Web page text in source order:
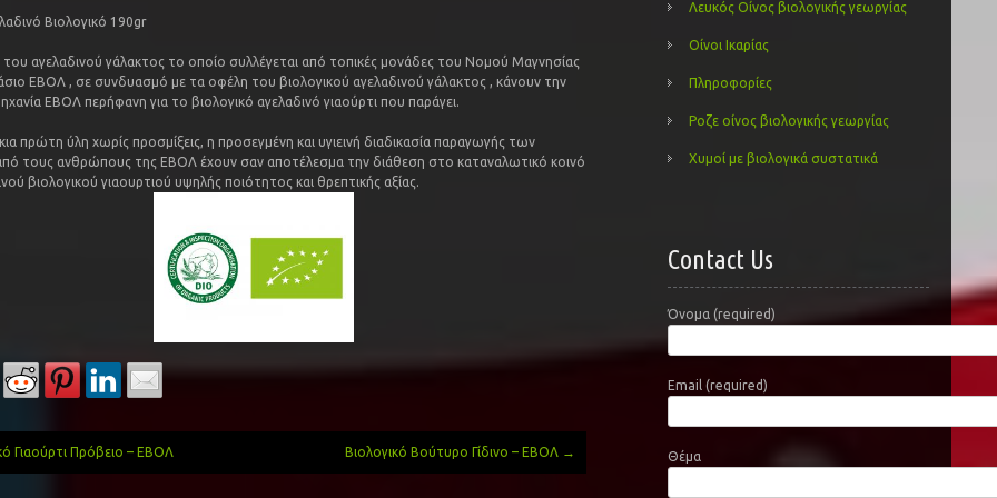
Βιολογικό 190gr
αγελαδινού γάλακτος το οποίο συλλέγεται από τοπικές μονάδες του Νομού Μαγνησίας
ΕΒΟΛ , σε συνδυασμό με τα οφέλη του βιολογικού αγελαδινού γάλακτος , κάνουν την
ΕΒΟΛ περήφανη για το βιολογικό αγελαδινό γιαούρτι που παράγει.
πρώτη ύλη χωρίς προσμίξεις, η προσεγμένη και υγιεινή διαδικασία παραγωγής των
τους ανθρώπους της ΕΒΟΛ έχουν σαν αποτέλεσμα την διάθεση στο καταναλωτικό κοινό
βιολογικού γιαουρτιού υψηλής ποιότητος και θρεπτικής αξίας.
Γιαούρτι Πρόβειο – ΕΒΟΛ Βιολογικό Βούτυρο Γίδινο – ΕΒΟΛ →
Λευκός Οίνος βιολογικής γεωργίας
Οίνοι Ικαρίας
Πληροφορίες
Ροζε οίνος βιολογικής γεωργίας
Χυμοί με βιολογικά συστατικά
Contact Us
Όνομα (required)
Email (required)
Θέμα